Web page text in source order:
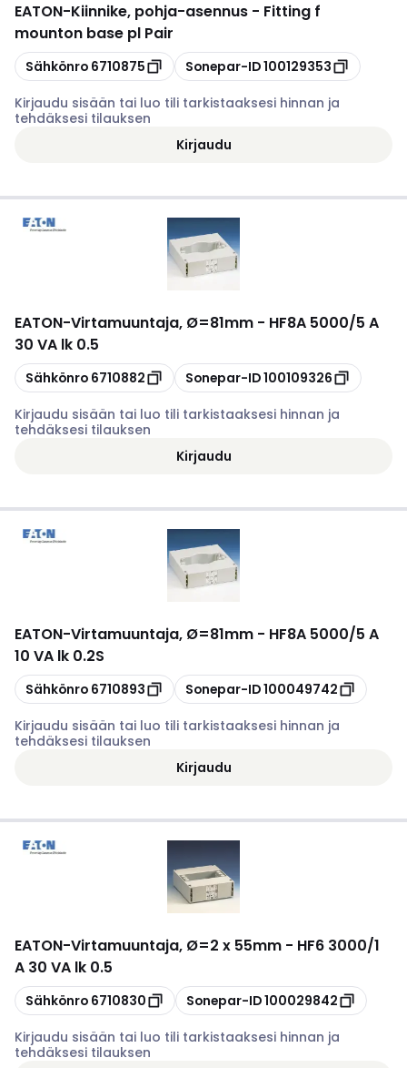
EATON-Kiinnike, pohja-asennus - Fitting f
mounton base pl Pair
Kopioi
Sähkönro 6710875 Kopioi
Sonepar-ID100129353
Kirjaudu sisään tai luo tili tarkistaaksesi hinnan ja
tehdäksesi tilauksen
Kirjaudu
EATON-Virtamuuntaja, Ø=81mm - HF8A 5000/5 A
30 VA lk 0.5
Kopioi
Sähkönro 6710882 Kopioi
Sonepar-ID100109326
Kirjaudu sisään tai luo tili tarkistaaksesi hinnan ja
tehdäksesi tilauksen
Kirjaudu
EATON-Virtamuuntaja, Ø=81mm - HF8A 5000/5 A
10 VA lk 0.2S
Kopioi
Sähkönro 6710893 Kopioi
Sonepar-ID100049742
Kirjaudu sisään tai luo tili tarkistaaksesi hinnan ja
tehdäksesi tilauksen
Kirjaudu
EATON-Virtamuuntaja, Ø=2 x 55mm - HF6 3000/1
A 30 VA lk 0.5
Kopioi
Sähkönro 6710830 Kopioi
Sonepar-ID100029842
Kirjaudu sisään tai luo tili tarkistaaksesi hinnan ja
tehdäksesi tilauksen